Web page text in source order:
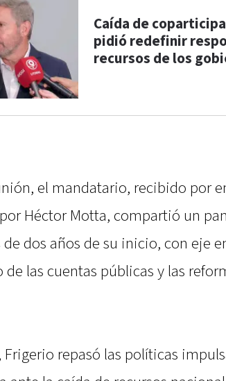
Caída de
pidió redefinir
recursos de los
el mandatario, recibido por
Héctor Motta, compartió un
dos años de su inicio, con eje
las cuentas públicas y las
Frigerio repasó las políticas